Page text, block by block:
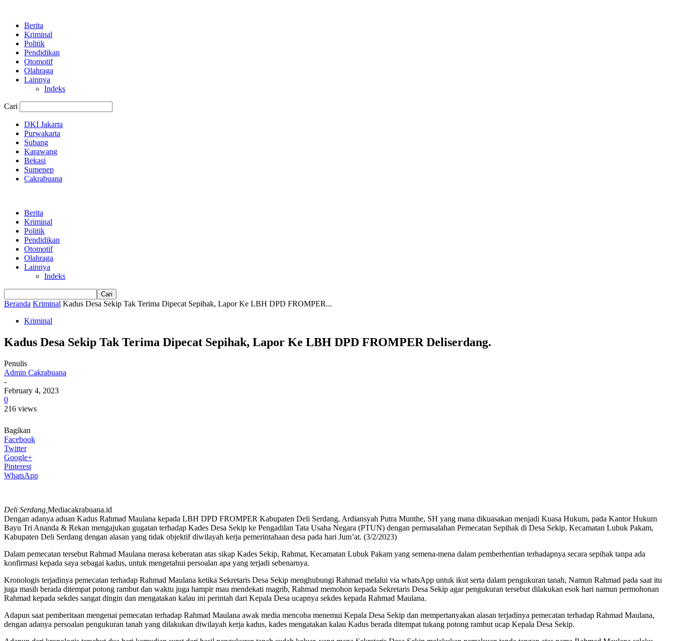
Berita
Kriminal
Politik
Pendidikan
Otomotif
Olahraga
Lainnya
Indeks
Cari
DKI Jakarta
Purwakarta
Subang
Karawang
Bekasi
Sumenep
Cakrabuana
Berita
Kriminal
Politik
Pendidikan
Otomotif
Olahraga
Lainnya
Indeks
Beranda Kriminal Kadus Desa Sekip Tak Terima Dipecat Sepihak, Lapor Ke LBH DPD FROMPER...
Kriminal
Kadus Desa Sekip Tak Terima Dipecat Sepihak, Lapor Ke LBH DPD FROMPER Deliserdang.
Penulis
Admin Cakrabuana
-
February 4, 2023
0
216 views
Bagikan
Facebook
Twitter
Google+
Pinterest
WhatsApp
Deli Serdang, Mediacakrabuana.id
Dengan adanya aduan Kadus Rahmad Maulana kepada LBH DPD FROMPER Kabupaten Deli Serdang, Ardiansyah Putra Munthe, SH yang mana dikuasakan menjadi Kuasa Hukum, pada Kantor Hukum
Bayu Tri Ananda & Rekan mengajukan gugatan terhadap Kades Desa Sekip ke Pengadilan Tata Usaha Negara (PTUN) dengan permasalahan Pemecatan Sepihak di Desa Sekip, Kecamatan Lubuk Pakam,
Kabupaten Deli Serdang dengan alasan yang tidak objektif diwilayah kerja pemerintahaan desa pada hari Jum’at. (3/2/2023)
Dalam pemecatan tersebut Rahmad Maulana merasa keberatan atas sikap Kades Sekip, Rahmat, Kecamatan Lubuk Pakam yang semena-mena dalam pemberhentian terhadapnya secara sepihak tanpa ada
konfirmasi kepada saya sebagai kadus, untuk mengetahui persoalan apa yang terjadi sebenarnya.
Kronologis terjadinya pemecatan terhadap Rahmad Maulana ketika Sekretaris Desa Sekip menghubungi Rahmad melalui via whatsApp untuk ikut serta dalam pengukuran tanah, Namun Rahmad pada saat itu
juga masih berada ditempat potong rambut dan waktu juga hampir mau mendekati magrib, Rahmad memohon kepada Sekretaris Desa Sekip agar pengukuran tersebut dilakukan esok hari namun permohonan
Rahmad kepada sekdes sangat dingin dan mengatakan kalau ini perintah dari Kepala Desa ucapnya sekdes kepada Rahmad Maulana.
Adapun saat pemberitaan mengenai pemecatan terhadap Rahmad Maulana awak media mencoba menemui Kepala Desa Sekip dan mempertanyakan alasan terjadinya pemecatan terhadap Rahmad Maulana,
dengan adanya persoalan pengukuran tanah yang dilakukan diwilayah kerja kadus, kades mengatakan kalau Kadus berada ditempat tukang potong rambut ucap Kepala Desa Sekip.